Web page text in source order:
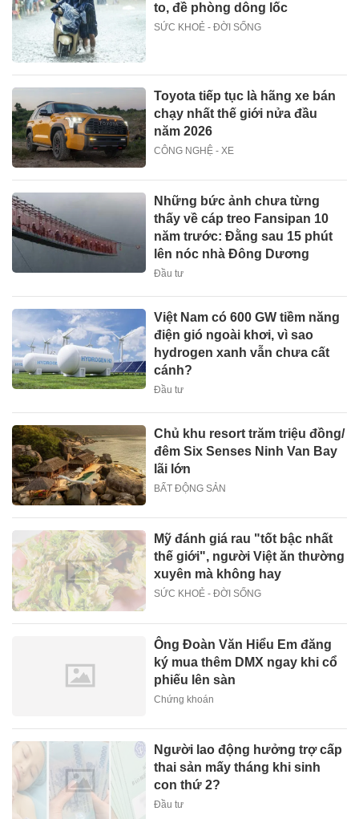
to, đề phòng dông lốc
SỨC KHOẺ - ĐỜI SỐNG
Toyota tiếp tục là hãng xe bán
chạy nhất thế giới nửa đầu
năm 2026
CÔNG NGHỆ - XE
Những bức ảnh chưa từng
thấy về cáp treo Fansipan 10
năm trước: Đằng sau 15 phút
lên nóc nhà Đông Dương
Đầu tư
Việt Nam có 600 GW tiềm năng
điện gió ngoài khơi, vì sao
hydrogen xanh vẫn chưa cất
cánh?
Đầu tư
Chủ khu resort trăm triệu đồng/
đêm Six Senses Ninh Van Bay
lãi lớn
BẤT ĐỘNG SẢN
Mỹ đánh giá rau "tốt bậc nhất
thế giới", người Việt ăn thường
xuyên mà không hay
SỨC KHOẺ - ĐỜI SỐNG
Ông Đoàn Văn Hiểu Em đăng
ký mua thêm DMX ngay khi cổ
phiếu lên sàn
Chứng khoán
Người lao động hưởng trợ cấp
thai sản mấy tháng khi sinh
con thứ 2?
Đầu tư